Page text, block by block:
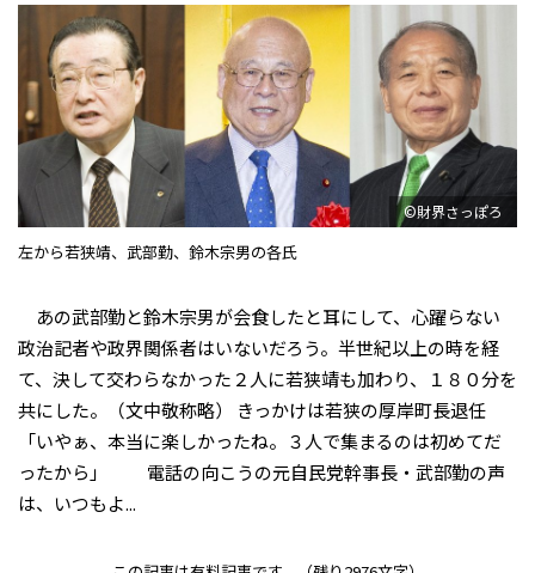
©財界さっぽろ
左から若狭靖、武部勤、鈴木宗男の各氏
あの武部勤と鈴木宗男が会食したと耳にして、心躍らない
政治記者や政界関係者はいないだろう。半世紀以上の時を経
て、決して交わらなかった２人に若狭靖も加わり、１８０分を
共にした。（文中敬称略） きっかけは若狭の厚岸町長退任
「いやぁ、本当に楽しかったね。３人で集まるのは初めてだ
ったから」 電話の向こうの元自民党幹事長・武部勤の声
は、いつもよ...